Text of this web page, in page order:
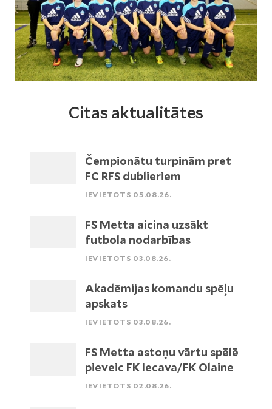
Citas aktualitātes
Čempionātu turpinām pret
FC RFS dublieriem
IEVIETOTS 05.08.26.
FS Metta aicina uzsākt
futbola nodarbības
IEVIETOTS 03.08.26.
Akadēmijas komandu spēļu
apskats
IEVIETOTS 03.08.26.
FS Metta astoņu vārtu spēlē
pieveic FK Iecava/FK Olaine
IEVIETOTS 02.08.26.